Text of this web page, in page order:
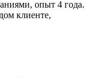
опыт 4 года.
клиенте,